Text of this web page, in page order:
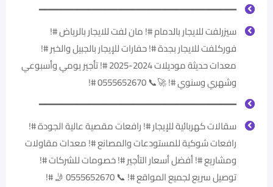
━━━━━━━━━━━━━━━━━━━━━━━━━━━━━━━━━━━━
سيزرلفت للايجار بالدمام #! مان لفت للايجار بالرياض #!
فوركلفت للايجار بجدة #! حفارات للإيجار بالجبيل والخبر #!
معدات حديثة موديلات 2024-2025 #! تأجير يومي وأسبوعي
وشهري وسنوي #! 🚀📞 0555652670 #!
━━━━━━━━━━━━━━━━━━━━━━━━━━━━━━━━━━━━
سقالات كهربائية للإيجار #! رافعات مقصية عالية الجودة #!
رافعات شوكية للمستودعات والمصانع #! معدات مقاولات
ومشاريع #! أفضل أسعار التأجير #! خصومات للشركات #!
توصيل سريع لجميع المواقع #! 📞 0555652670 🤳 #!